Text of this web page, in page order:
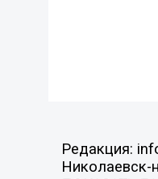
Редакция:
Николаевск-